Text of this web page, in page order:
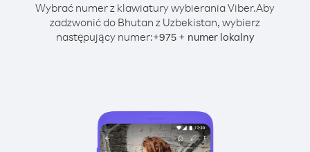
Wybrać numer z klawiatury wybierania Viber.Aby
zadzwonić do Bhutan z Uzbekistan, wybierz
następujący numer:+975+ numer lokalny